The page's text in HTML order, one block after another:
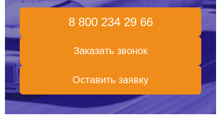
8 800 234 29 66
Заказать звонок
Оставить заявку